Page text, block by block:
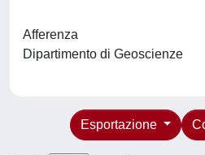
Afferenza
Dipartimento di Geoscienze
Esportazione